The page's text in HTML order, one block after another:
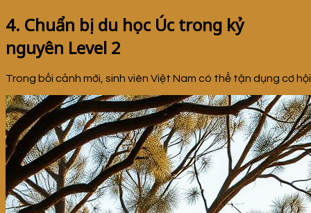
4. Chuẩn bị du học Úc trong kỷ
nguyên Level 2
Trong bối cảnh mới, sinh viên Việt Nam có thể tận dụng cơ